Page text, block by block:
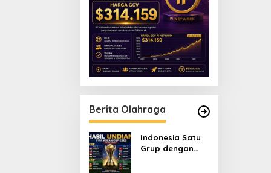
Berita Olahraga
Indonesia Satu
Grup dengan